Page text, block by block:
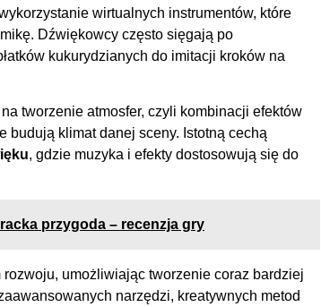
wirtualnych instrumentów, które
Dźwiękowcy często sięgają po
kukurydzianych do imitacji kroków na
tworzenie atmosfer, czyli kombinacji efektów
budują klimat danej sceny. Istotną cechą
, gdzie muzyka i efekty dostosowują się do
przygoda – recenzja gry
rozwoju, umożliwiając tworzenie coraz bardziej
narzędzi, kreatywnych metod